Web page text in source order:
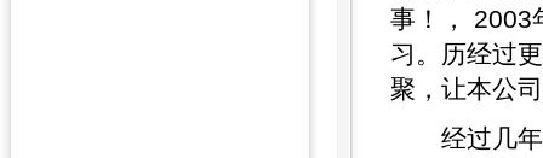
事！， 2003
习。历经过
聚，让本公
经过几年